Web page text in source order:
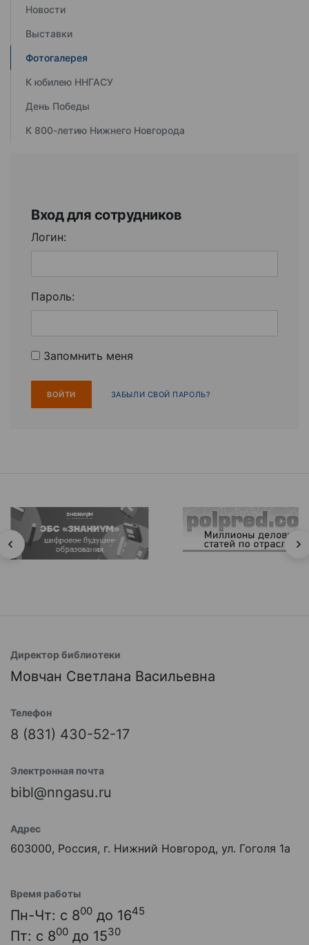
Новости
Выставки
Фотогалерея
К юбилею ННГАСУ
День Победы
К 800-летию Нижнего Новгорода
Вход для сотрудников
Логин:
Пароль:
Запомнить меня
ЗАБЫЛИ СВОЙ ПАРОЛЬ?
Директор библиотеки
Мовчан Светлана Васильевна
Телефон
8 (831) 430-52-17
Электронная почта
bibl@nngasu.ru
Адрес
603000, Россия, г. Нижний Новгород, ул. Гоголя 1а
Время работы
Пн-Чт: с 800 до 1645
Пт: с 800 до 1530